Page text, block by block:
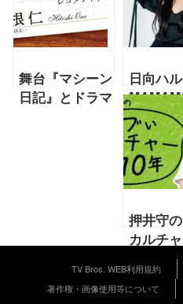
舞台『マシーン
日記』とドラマ
日向ハ
夢中！
フィロ
のダンス
記】
#07（
12月）
押井守
カルチ
年「円
巻 その2
【2021
TV Bros. WEB利用規約
著作権・画像使用等について